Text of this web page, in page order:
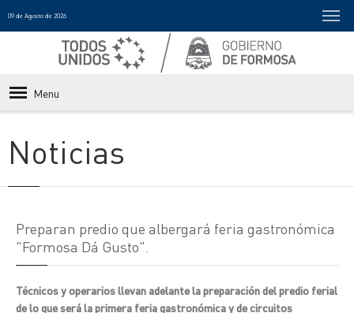
09 de Agosto de 2026
Menu
Noticias
Preparan predio que albergará feria gastronómica
"Formosa Dá Gusto".
Técnicos y operarios llevan adelante la preparación del predio ferial
de lo que será la primera feria gastronómica y de circuitos